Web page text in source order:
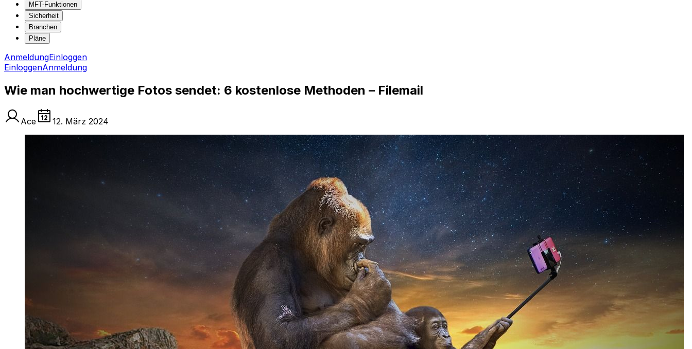
MFT-Funktionen
Sicherheit
Branchen
Pläne
AnmeldungEinloggen
EinloggenAnmeldung
Wie man hochwertige Fotos sendet: 6 kostenlose Methoden – Filemail
Ace 12. März 2024